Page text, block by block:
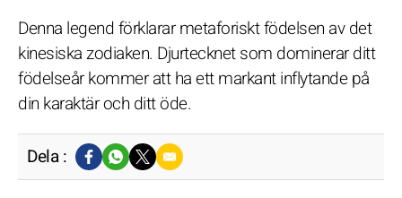
Denna legend förklarar metaforiskt födelsen av det
kinesiska zodiaken. Djurtecknet som dominerar ditt
födelseår kommer att ha ett markant inflytande på
din karaktär och ditt öde.
Dela :